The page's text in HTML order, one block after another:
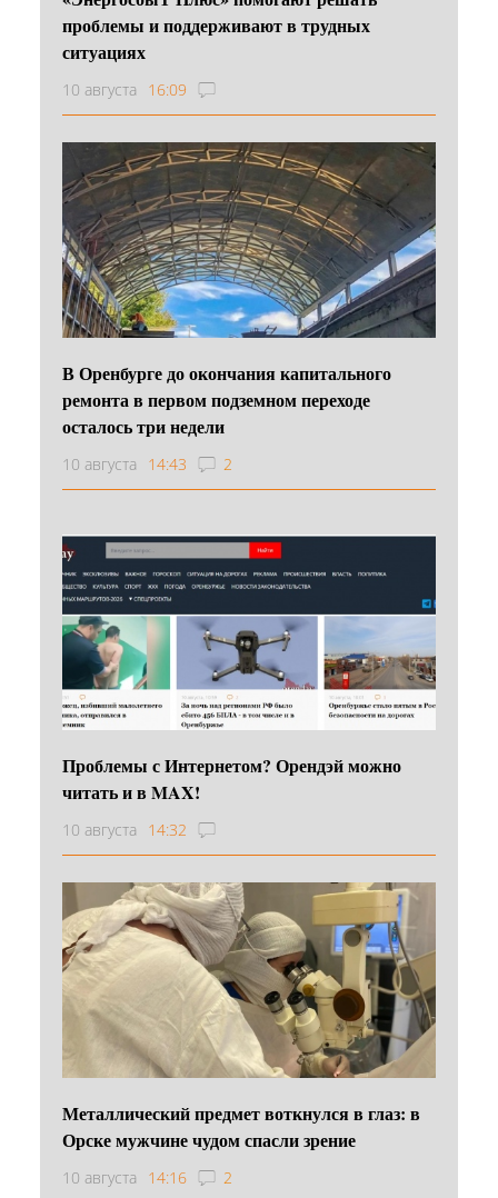
проблемы и поддерживают в трудных
ситуациях
10 августа 16:09
В Оренбурге до окончания капитального
ремонта в первом подземном переходе
осталось три недели
10 августа 14:43 2
Проблемы с Интернетом? Орендэй можно
читать и в MAX!
10 августа 14:32
Металлический предмет воткнулся в глаз: в
Орске мужчине чудом спасли зрение
10 августа 14:16 2